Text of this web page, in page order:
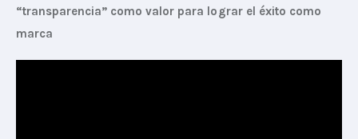
“transparencia” como valor para lograr el éxito como
marca